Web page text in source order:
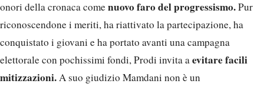
onori della cronaca comenuovo faro del progressismo.Pur
riconoscendone i meriti, ha riattivato la partecipazione, ha
conquistato i giovani e ha portato avanti una campagna
elettorale con pochissimi fondi, Prodi invita aevitare facili
mitizzazioni.A suo giudizio Mamdani non è un